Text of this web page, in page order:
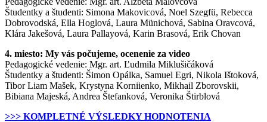
Študentky a študenti: Simona Makovicová, Noel Szegfü, Rebecca
Dobrovodská, Ella Hoglová, Laura Münichová, Sabina Oravcová,
Klára Jakešová, Laura Pallayová, Karin Brasová, Erik Chovan
4. miesto: My vás počujeme, ocenenie za video
Pedagogické vedenie: Mgr. art. Ľudmila Miklušičáková
Študentky a študenti: Šimon Opálka, Samuel Egri, Nikola Ištoková,
Tibor Liam Mašek, Krystyna Korniienko, Mikhail Zborovskii,
Bibiana Majeská, Andrea Štefanková, Veronika Štirblová
>>> KOMPLETNÉ VÝSLEDKY HODNOTENIA